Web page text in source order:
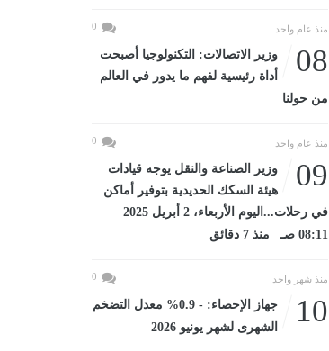
منذ عام واحد 0
08
وزير الاتصالات: التكنولوجيا أصبحت
أداة رئيسية لفهم ما يدور في العالم
من حولنا
منذ عام واحد 0
09
وزير الصناعة والنقل يوجه قيادات
هيئة السكك الحديدية بتوفير أماكن
في رحلات...اليوم الأربعاء، 2 أبريل 2025
08:11 صـ منذ 7 دقائق
منذ شهر واحد 0
10
جهاز الإحصاء: - 0.9% معدل التضخم
الشهرى لشهر يونيو 2026